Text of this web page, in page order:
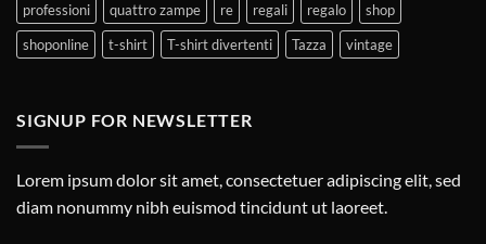
professioni
quattro zampe re regali regalo
shop
shoponline
t-shirt T-shirt divertenti Tazza vintage
SIGNUP FOR NEWSLETTER
Lorem ipsum dolor sit amet, consectetuer adipiscing elit, sed
diam nonummy nibh euismod tincidunt ut laoreet.